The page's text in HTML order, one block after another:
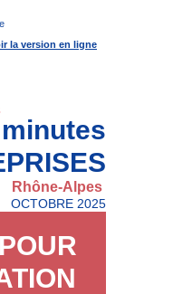
la version en ligne
Rhône-Alpes
OCTOBRE 2025